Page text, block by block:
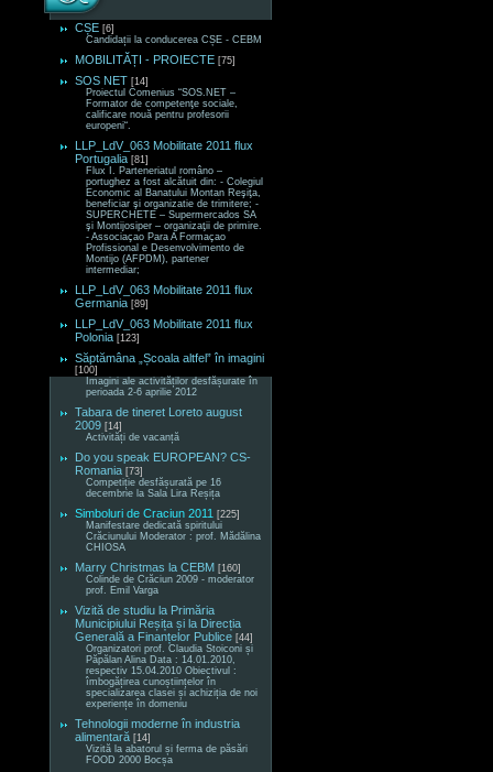
CȘE [6]
Candidații la conducerea CȘE - CEBM
MOBILITĂȚI - PROIECTE [75]
SOS NET [14]
Proiectul Comenius “SOS.NET –
Formator de competenţe sociale,
calificare nouă pentru profesorii
europeni“.
LLP_LdV_063 Mobilitate 2011 flux
Portugalia [81]
Flux I. Parteneriatul româno –
portughez a fost alcătuit din: - Colegiul
Economic al Banatului Montan Reşiţa,
beneficiar şi organizatie de trimitere; -
SUPERCHETE – Supermercados SA
şi Montijosiper – organizaţii de primire.
- Associaçao Para A Formaçao
Profissional e Desenvolvimento de
Montijo (AFPDM), partener
intermediar;
LLP_LdV_063 Mobilitate 2011 flux
Germania [89]
LLP_LdV_063 Mobilitate 2011 flux
Polonia [123]
Săptămâna „Școala altfel” în imagini
[100]
Imagini ale activităților desfășurate în
perioada 2-6 aprilie 2012
Tabara de tineret Loreto august
2009 [14]
Activități de vacanță
Do you speak EUROPEAN? CS-
Romania [73]
Competiție desfășurată pe 16
decembrie la Sala Lira Reșița
Simboluri de Craciun 2011 [225]
Manifestare dedicată spiritului
Crăciunului Moderator : prof. Mădălina
CHIOSA
Marry Christmas la CEBM [160]
Colinde de Crăciun 2009 - moderator
prof. Emil Varga
Vizită de studiu la Primăria
Municipiului Reșița și la Direcția
Generală a Finanțelor Publice [44]
Organizatori prof. Claudia Stoiconi și
Păpălan Alina Data : 14.01.2010,
respectiv 15.04.2010 Obiectivul :
îmbogățirea cunoștiințelor în
specializarea clasei și achiziția de noi
experiențe în domeniu
Tehnologii moderne în industria
alimentară [14]
Vizită la abatorul și ferma de păsări
FOOD 2000 Bocșa